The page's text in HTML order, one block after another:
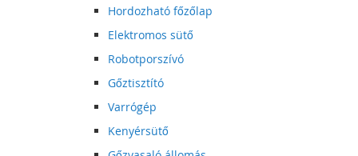
Hordozható főzőlap
Elektromos sütő
Robotporszívó
Gőztisztító
Varrógép
Kenyérsütő